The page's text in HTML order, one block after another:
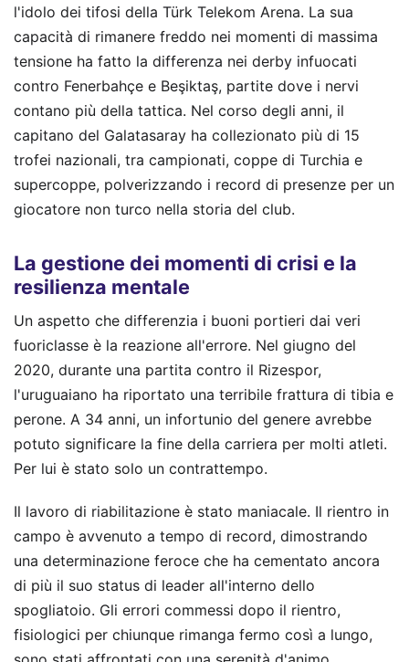
l'idolo dei tifosi della Türk Telekom Arena. La sua
capacità di rimanere freddo nei momenti di massima
tensione ha fatto la differenza nei derby infuocati
contro Fenerbahçe e Beşiktaş, partite dove i nervi
contano più della tattica. Nel corso degli anni, il
capitano del Galatasaray ha collezionato più di 15
trofei nazionali, tra campionati, coppe di Turchia e
supercoppe, polverizzando i record di presenze per un
giocatore non turco nella storia del club.
La gestione dei momenti di crisi e la
resilienza mentale
Un aspetto che differenzia i buoni portieri dai veri
fuoriclasse è la reazione all'errore. Nel giugno del
2020, durante una partita contro il Rizespor,
l'uruguaiano ha riportato una terribile frattura di tibia e
perone. A 34 anni, un infortunio del genere avrebbe
potuto significare la fine della carriera per molti atleti.
Per lui è stato solo un contrattempo.
Il lavoro di riabilitazione è stato maniacale. Il rientro in
campo è avvenuto a tempo di record, dimostrando
una determinazione feroce che ha cementato ancora
di più il suo status di leader all'interno dello
spogliatoio. Gli errori commessi dopo il rientro,
fisiologici per chiunque rimanga fermo così a lungo,